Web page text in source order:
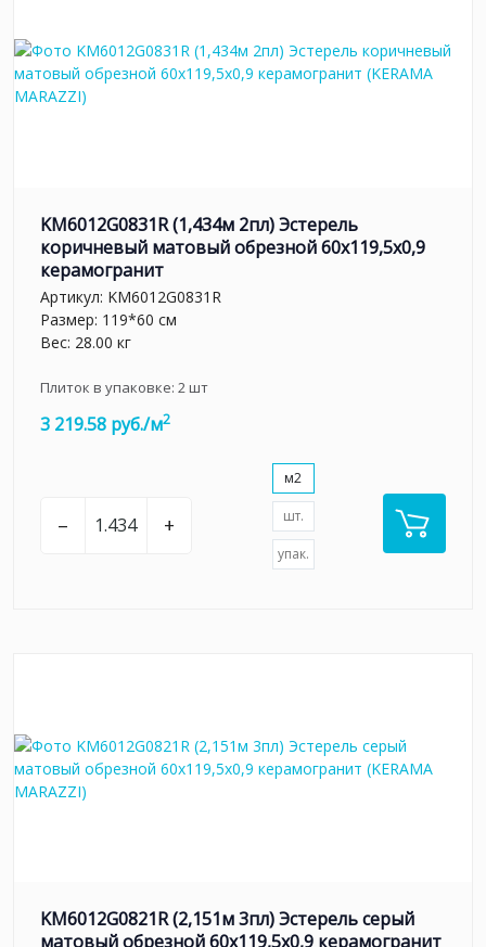
KM6012G0831R (1,434м 2пл) Эстерель
коричневый матовый обрезной 60x119,5x0,9
керамогранит
Артикул: KM6012G0831R
Размер: 119*60 см
Вес: 28.00 кг
Плиток в упаковке: 2шт
3 219.58 руб./м2
– +
м2
шт.
упак.
KM6012G0821R (2,151м 3пл) Эстерель серый
матовый обрезной 60x119,5x0,9 керамогранит